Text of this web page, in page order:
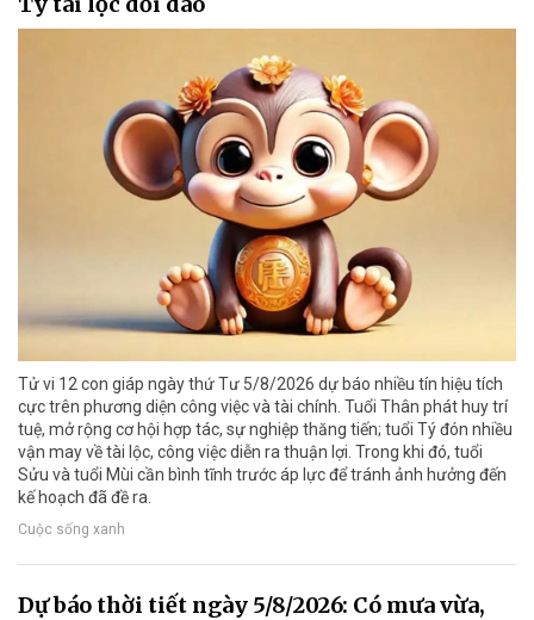
Tử vi 12 con giáp ngày thứ Tư 5/8/2026 dự báo nhiều tín hiệu tích
cực trên phương diện công việc và tài chính. Tuổi Thân phát huy trí
tuệ, mở rộng cơ hội hợp tác, sự nghiệp thăng tiến; tuổi Tý đón nhiều
vận may về tài lộc, công việc diễn ra thuận lợi. Trong khi đó, tuổi
Sửu và tuổi Mùi cần bình tĩnh trước áp lực để tránh ảnh hưởng đến
kế hoạch đã đề ra.
Cuộc sống xanh
Dự báo thời tiết ngày 5/8/2026: Có mưa vừa,